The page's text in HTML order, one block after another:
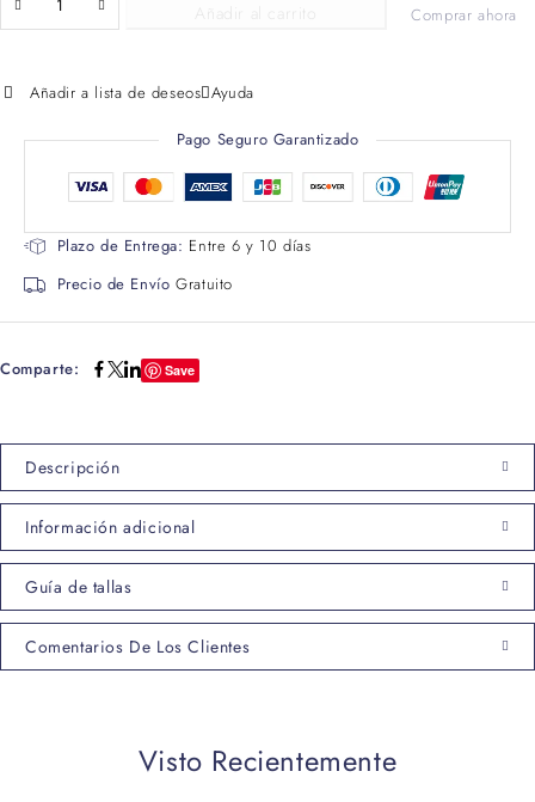
Añadir al carrito Comprar ahora
Añadir a lista de deseos Ayuda
Pago Seguro Garantizado
Plazo de Entrega: Entre 6 y 10 días
Precio de Envío Gratuito
Comparte: Save
Descripción
Información adicional
Guía de tallas
Comentarios De Los Clientes
Visto Recientemente